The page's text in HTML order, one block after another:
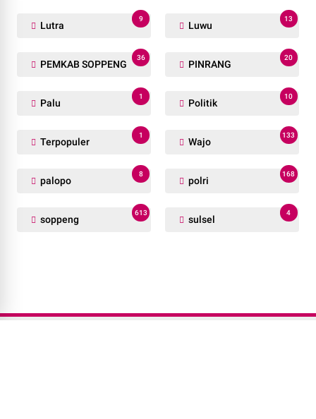
Lutra
9
Luwu
13
PEMKAB SOPPENG
36
PINRANG
20
Palu
1
Politik
10
Terpopuler
1
Wajo
133
palopo
8
polri
168
soppeng
613
sulsel
4